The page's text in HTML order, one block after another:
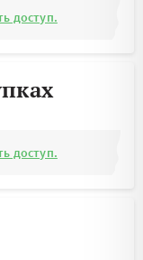
доступ.
доступ.